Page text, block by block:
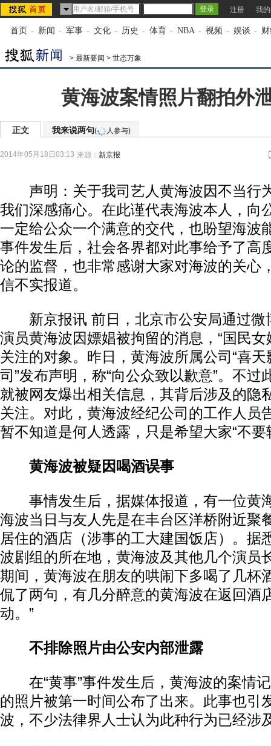
注册 我
首页 - 新闻 - 军事 - 文化 - 历史 - 体育 - NBA - 视频 - 娱谈 -
> 最新要闻 > 世态万象
黄海波案情照片翻拍外
正文 我来说两句( 人参与)
2014年05月18日03:13 来源： 新京报
声明：关于我司艺人黄海波因不当行
我们深感痛心。在此谨代表海波本人，向
一定给公众一个满意的交代，也盼望海波
事件发生后，社会各界都对此事给予了高
论的监督，也非常感谢大家对海波的关心
信不实报道。
新京报讯 前日，北京市公安局通过微
演员黄海波因嫖娼被拘留的消息，“国民女
关注的对象。昨日，黄海波所属公司“喜
司”发布声明，称“向公众致以歉意”。不过
就被网友爆出相关信息，其背后涉及的隐
关注。对此，黄海波经纪公司的工作人员
暂不知道是何人透露，只是希望大家“不要
黄海波被疑因喝酒误事
事情发生后，据媒体报道，有一位黄
海波当日与友人先是在丰台区洋桥附近聚
居住的酒店（涉事的工大建国饭店）。据
波剧组的所在地，黄海波及其他几个演员
期间，黄海波在朋友的哄闹下多喝了几杯
侃了两句，有几分醉意的黄海波在返回酒
动。”
不排除照片由公安内部泄露
在“黄事”事件发生后，黄海波的案情
的照片被第一时间公布了出来。此事也引
波，不少法律界人士认为此种行为已经涉